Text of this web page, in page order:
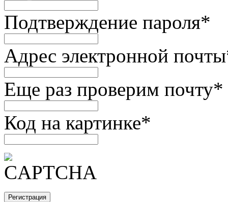
Подтверждение пароля*
Адрес электронной почты
Еще раз проверим почту*
Код на картинке*